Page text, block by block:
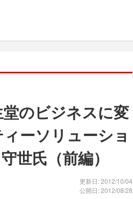
堂のビジネスに変
ーソリューショ
世氏（前編）
更新日: 2012/10/04
公開日: 2012/08/28